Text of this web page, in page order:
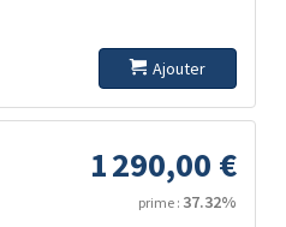
Ajouter
1 290,00 €
prime : 37.32%